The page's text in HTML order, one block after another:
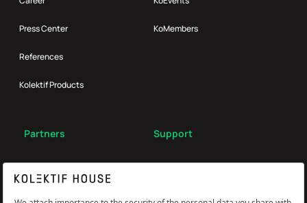
Press Center
References
Kolektif Products
KoMembers
Partners Support